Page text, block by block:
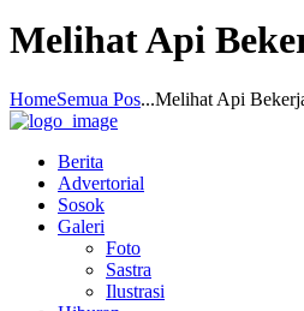
Melihat Api
HomeSemua Pos...Melihat Api
Berita
Advertorial
Sosok
Galeri
Foto
Sastra
Ilustrasi